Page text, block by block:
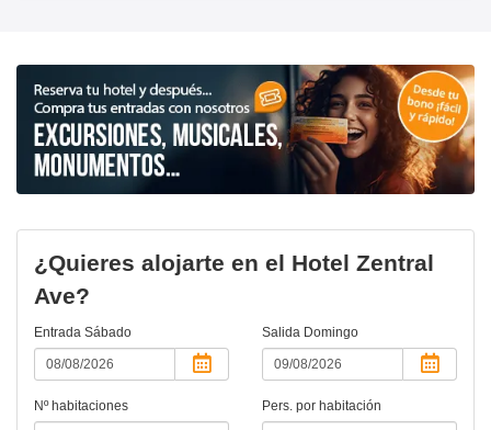
¿Quieres alojarte en el Hotel Zentral
Ave?
Entrada Sábado Salida Domingo
Nº habitaciones Pers. por habitación